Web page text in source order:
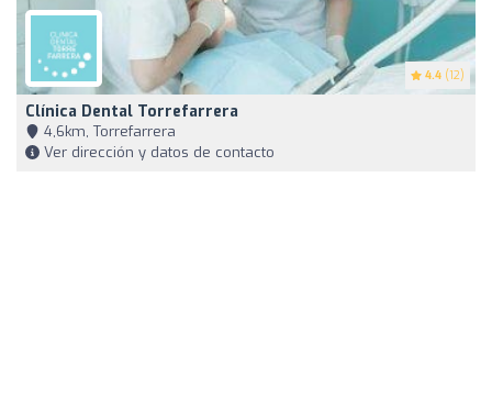
4.4 (12)
Clínica Dental Torrefarrera
4,6km, Torrefarrera
Ver dirección y datos de contacto